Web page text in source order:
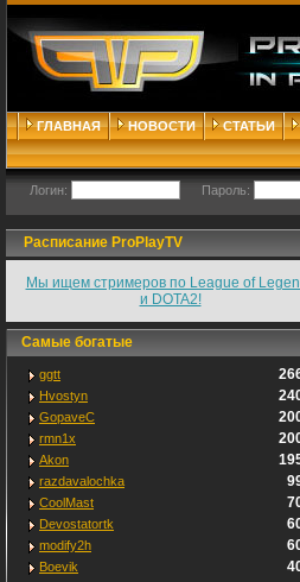
ГЛАВНАЯ НОВОСТИ СТАТЬИ
Логин: Пароль:
Расписание ProPlayTV
Мы ищем стримеров по League of
и DOTA2!
Самые богатые
ggtt
Hvostyn
GopaveC
rmn1x
Akon
razdavalochka
CoolMast
Devostatortk
modify2h
Boevik